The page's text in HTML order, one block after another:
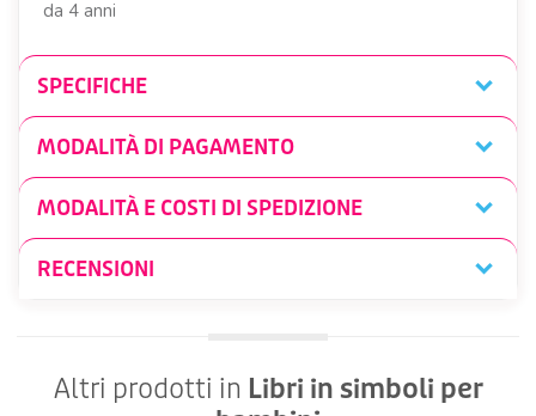
da 4 anni
SPECIFICHE
MODALITÀ DI PAGAMENTO
MODALITÀ E COSTI DI SPEDIZIONE
RECENSIONI
Altri prodotti in Libri in simboli per